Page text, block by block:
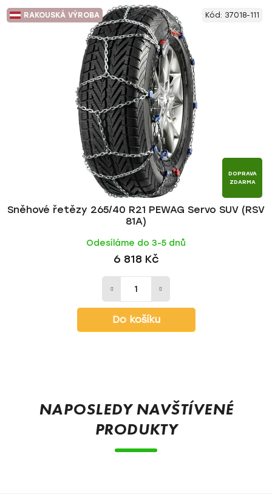
RAKOUSKÁ VÝROBA
DOPRAVA
ZDARMA
Sněhové řetězy 265/40 R21 PEWAG Servo SUV (RSV
81A)
Odesíláme do 3-5 dnů
6 818 Kč
Do košíku
Kód: 37018-111
NAPOSLEDY NAVŠTÍVENÉ
PRODUKTY